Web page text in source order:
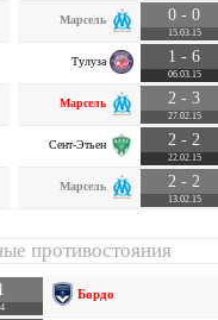
Марсель 0 - 0
15.03.15
Тулуза 1 - 6
06.03.15
Марсель 2 - 3
27.02.15
Сент-Этьен 2 - 2
22.02.15
Марсель 2 - 2
13.02.15
противостояния
Бордо